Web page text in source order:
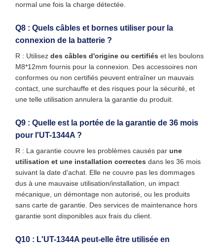
normal une fois la charge détectée.
Q8 : Quels câbles et bornes utiliser pour la
connexion de la batterie ?
R : Utilisez des câbles d'origine ou certifiés et les boulons
M8*12mm fournis pour la connexion. Des accessoires non
conformes ou non certifiés peuvent entraîner un mauvais
contact, une surchauffe et des risques pour la sécurité, et
une telle utilisation annulera la garantie du produit.
Q9 : Quelle est la portée de la garantie de 36 mois
pour l'UT-1344A ?
R : La garantie couvre les problèmes causés par une
utilisation et une installation correctes dans les 36 mois
suivant la date d'achat. Elle ne couvre pas les dommages
dus à une mauvaise utilisation/installation, un impact
mécanique, un démontage non autorisé, ou les produits
sans carte de garantie. Des services de maintenance hors
garantie sont disponibles aux frais du client.
Q10 : L'UT-1344A peut-elle être utilisée en